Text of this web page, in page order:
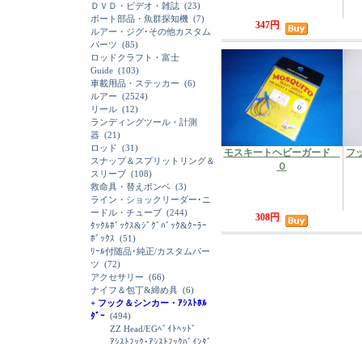
ＤＶＤ・ビデオ・雑誌 (23)
ボート部品・魚群探知機 (7)
ルアー・ジグ･その他カスタム
パーツ (85)
ロッドクラフト・富士
Guide (103)
車載用品・ステッカー (6)
ルアー (2524)
リール (12)
ランディングツール・計測
器 (21)
ロッド (31)
スナップ＆スプリットリング＆
スリーブ (108)
救命具・替えボンベ (3)
ライン・ショックリーダー･ニ
ードル・チューブ (244)
ﾀｯｸﾙﾎﾞｯｸｽ&ｼﾞｸﾞﾊﾞｯｸ&ｸｰﾗｰ
ﾎﾞｯｸｽ (51)
ﾘｰﾙ付随品･純正/カスタムパー
ツ (72)
アクセサリー (66)
ナイフ＆包丁&締め具 (6)
+ フック＆シンカー・ｱｼｽﾄﾎﾙ
ﾀﾞｰ (494)
ZZ Head/EGﾍﾞｲﾄﾍｯﾄﾞ
ｱｼｽﾄﾌｯｸ･ｱｼｽﾄﾌｯｸﾊﾞｲﾝﾀﾞ
347円
モスキートヘビーガード
０
308円
フ